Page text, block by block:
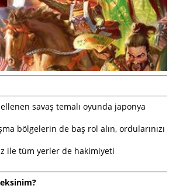
savaş temalı oyunda japonya
bölgelerin de baş rol alın, ordularınızı
ile tüm yerler de hakimiyeti